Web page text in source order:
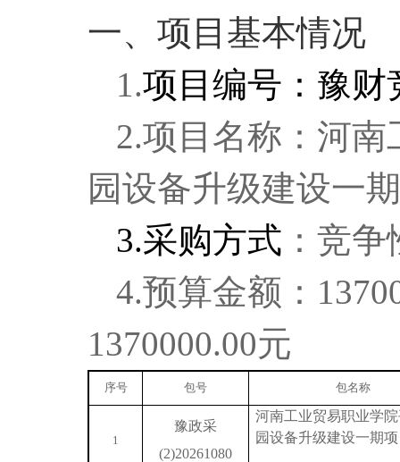
一、项目基本情况
1.项目编号：豫财
2.项目名称：河
园设备升级建设一
3.采购方式 ：竞
4.预算金额：
1370000.00元
序号 包号 包名称
1
豫政采
(2)20261080
河南工业贸易职业学
园设备升级建设一期